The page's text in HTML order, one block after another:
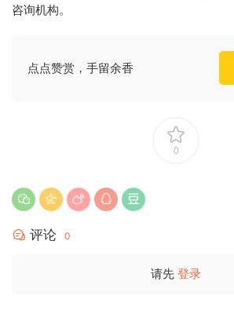
咨询机构。
点点赞赏，手留余香
0
评论 0
请先 登录